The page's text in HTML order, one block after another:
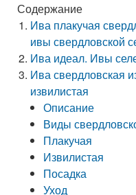
Содержание
Ива плакучая
ивы свердловской
Ива идеал. Ивы
Ива свердловская
извилистая
Описание
Виды
Плакучая
Извилистая
Посадка
Уход